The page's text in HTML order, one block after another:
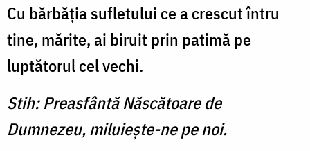
Cu bărbăţia sufletului ce a crescut întru
tine, mărite, ai biruit prin patimă pe
luptătorul cel vechi.
Stih: Preasfântă Născătoare de
Dumnezeu, miluieşte-ne pe noi.